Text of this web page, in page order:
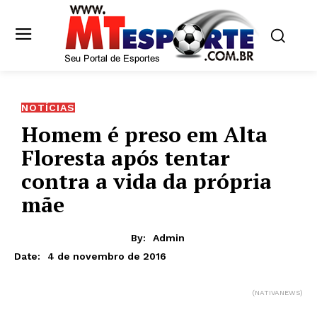
NOTÍCIAS
Homem é preso em Alta
Floresta após tentar
contra a vida da própria
mãe
By:
Admin
Date:
4 de novembro de 2016
(NATIVANEWS)